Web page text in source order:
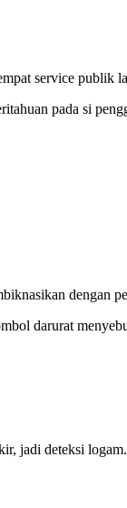
service publik
pada si
dengan
darurat
jadi deteksi logam.